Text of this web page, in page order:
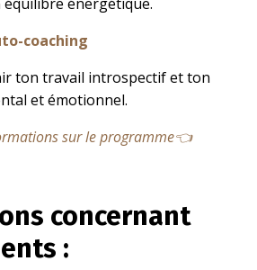
coaching
ton travail introspectif et ton
et émotionnel.
sur le programme👈
concernant
: